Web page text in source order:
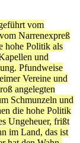
vom
Narrenexpreß
hohe Politik als
und
Pfundweise
Vereine und
angelegten
Schmunzeln und
die hohe Politik
Ungeheuer, frißt
im Land, das ist